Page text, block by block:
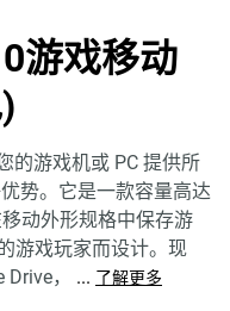
游戏移动
的游戏机或 PC 提供所
势。它是一款容量高达
动外形规格中保存游
游戏玩家而设计。现
，
... 了解更多